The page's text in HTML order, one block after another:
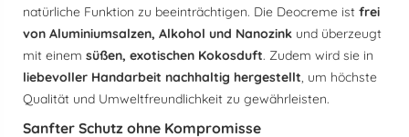
natürliche Funktion zu beeinträchtigen. Die Deocreme ist frei
von Aluminiumsalzen, Alkohol und Nanozink und überzeugt
mit einem süßen, exotischen Kokosduft. Zudem wird sie in
liebevoller Handarbeit nachhaltig hergestellt, um höchste
Qualität und Umweltfreundlichkeit zu gewährleisten.
Sanfter Schutz ohne Kompromisse